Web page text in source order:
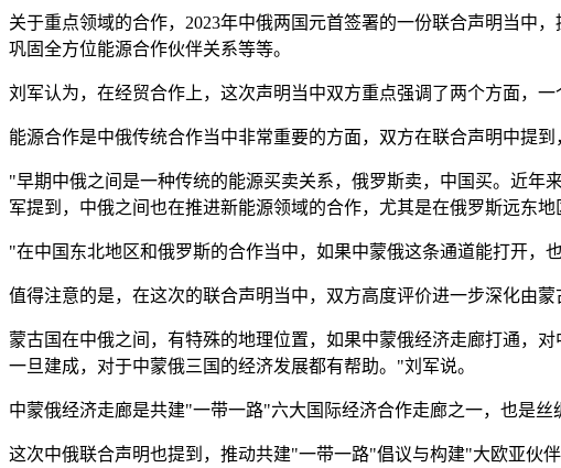
关于重点领域的合作，2023年中俄两国元首签署的一份联合声明当中
巩固全方位能源合作伙伴关系等等。
刘军认为，在经贸合作上，这次声明当中双方重点强调了两个方面，
能源合作是中俄传统合作当中非常重要的方面，双方在联合声明中提到
"早期中俄之间是一种传统的能源买卖关系，俄罗斯卖，中国买。近年
军提到，中俄之间也在推进新能源领域的合作，尤其是在俄罗斯远东
"在中国东北地区和俄罗斯的合作当中，如果中蒙俄这条通道能打开，
值得注意的是，在这次的联合声明当中，双方高度评价进一步深化由
蒙古国在中俄之间，有特殊的地理位置，如果中蒙俄经济走廊打通，
一旦建成，对于中蒙俄三国的经济发展都有帮助。"刘军说。
中蒙俄经济走廊是共建"一带一路"六大国际经济合作走廊之一，也是丝
这次中俄联合声明也提到，推动共建"一带一路"倡议与构建"大欧亚伙伴